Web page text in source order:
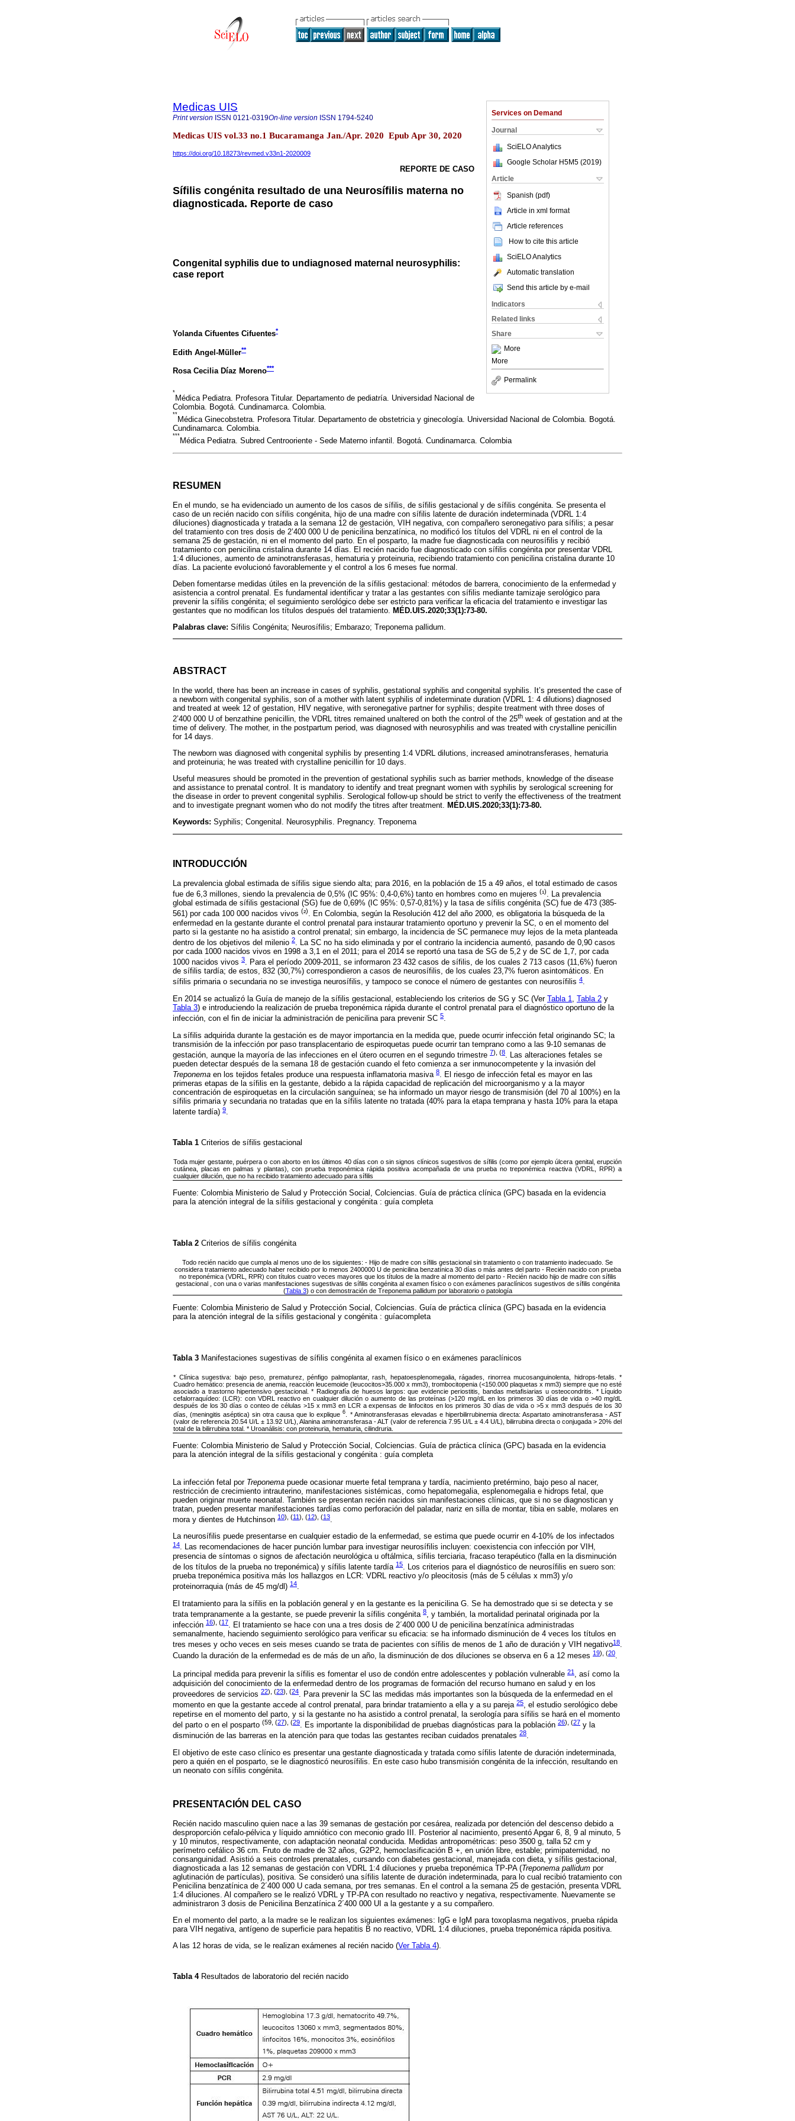
Services on Demand
Journal
SciELO Analytics
Google Scholar H5M5 (2019)
Article
Spanish (pdf)
Article in xml format
Article references
How to cite this article
SciELO Analytics
Automatic translation
Send this article by e-mail
Indicators
Related links
Share
More
More
Permalink
Medicas UIS
Print version ISSN 0121-0319On-line version ISSN 1794-5240
Medicas UIS vol.33 no.1 Bucaramanga Jan./Apr. 2020 Epub Apr 30, 2020
https://doi.org/10.18273/revmed.v33n1-2020009
REPORTE DE CASO
Sífilis congénita resultado de una Neurosífilis materna no
diagnosticada. Reporte de caso
Congenital syphilis due to undiagnosed maternal neurosyphilis:
case report
Yolanda Cifuentes Cifuentes*
Edith Angel-Müller**
Rosa Cecilia Díaz Moreno***
*
Médica Pediatra. Profesora Titular. Departamento de pediatría. Universidad Nacional de
Colombia. Bogotá. Cundinamarca. Colombia.
**
Médica Ginecobstetra. Profesora Titular. Departamento de obstetricia y ginecología. Universidad Nacional de Colombia. Bogotá.
Cundinamarca. Colombia.
***
Médica Pediatra. Subred Centrooriente - Sede Materno infantil. Bogotá. Cundinamarca. Colombia
RESUMEN
En el mundo, se ha evidenciado un aumento de los casos de sífilis, de sífilis gestacional y de sífilis congénita. Se presenta el
caso de un recién nacido con sífilis congénita, hijo de una madre con sífilis latente de duración indeterminada (VDRL 1:4
diluciones) diagnosticada y tratada a la semana 12 de gestación, VIH negativa, con compañero seronegativo para sífilis; a pesar
del tratamiento con tres dosis de 2’400 000 U de penicilina benzatínica, no modificó los títulos del VDRL ni en el control de la
semana 25 de gestación, ni en el momento del parto. En el posparto, la madre fue diagnosticada con neurosífilis y recibió
tratamiento con penicilina cristalina durante 14 días. El recién nacido fue diagnosticado con sífilis congénita por presentar VDRL
1:4 diluciones, aumento de aminotransferasas, hematuria y proteinuria, recibiendo tratamiento con penicilina cristalina durante 10
días. La paciente evolucionó favorablemente y el control a los 6 meses fue normal.
Deben fomentarse medidas útiles en la prevención de la sífilis gestacional: métodos de barrera, conocimiento de la enfermedad y
asistencia a control prenatal. Es fundamental identificar y tratar a las gestantes con sífilis mediante tamizaje serológico para
prevenir la sífilis congénita; el seguimiento serológico debe ser estricto para verificar la eficacia del tratamiento e investigar las
gestantes que no modifican los títulos después del tratamiento.
MÉD.UIS.2020;33(1):73-80.
Palabras clave: Sífilis Congénita; Neurosífilis; Embarazo; Treponema pallidum.
ABSTRACT
In the world, there has been an increase in cases of syphilis, gestational syphilis and congenital syphilis. It’s presented the case of
a newborn with congenital syphilis, son of a mother with latent syphilis of indeterminate duration (VDRL 1: 4 dilutions) diagnosed
and treated at week 12 of gestation, HIV negative, with seronegative partner for syphilis; despite treatment with three doses of
2’400 000 U of benzathine penicillin, the VDRL titres remained unaltered on both the control of the 25th week of gestation and at the
time of delivery. The mother, in the postpartum period, was diagnosed with neurosyphilis and was treated with crystalline penicillin
for 14 days.
The newborn was diagnosed with congenital syphilis by presenting 1:4 VDRL dilutions, increased aminotransferases, hematuria
and proteinuria; he was treated with crystalline penicillin for 10 days.
Useful measures should be promoted in the prevention of gestational syphilis such as barrier methods, knowledge of the disease
and assistance to prenatal control. It is mandatory to identify and treat pregnant women with syphilis by serological screening for
the disease in order to prevent congenital syphilis. Serological follow-up should be strict to verify the effectiveness of the treatment
and to investigate pregnant women who do not modify the titres after treatment.
MÉD.UIS.2020;33(1):73-80.
Keywords: Syphilis; Congenital. Neurosyphilis. Pregnancy. Treponema
INTRODUCCIÓN
La prevalencia global estimada de sífilis sigue siendo alta; para 2016, en la población de 15 a 49 años, el total estimado de casos
fue de 6,3 millones, siendo la prevalencia de 0,5% (IC 95%: 0,4-0,6%) tanto en hombres como en mujeres (¹). La prevalencia
global estimada de sífilis gestacional (SG) fue de 0,69% (IC 95%: 0,57-0,81%) y la tasa de sífilis congénita (SC) fue de 473 (385-
561) por cada 100 000 nacidos vivos (²). En Colombia, según la Resolución 412 del año 2000, es obligatoria la búsqueda de la
enfermedad en la gestante durante el control prenatal para instaurar tratamiento oportuno y prevenir la SC, o en el momento del
parto si la gestante no ha asistido a control prenatal; sin embargo, la incidencia de SC permanece muy lejos de la meta planteada
dentro de los objetivos del milenio 2. La SC no ha sido eliminada y por el contrario la incidencia aumentó, pasando de 0,90 casos
por cada 1000 nacidos vivos en 1998 a 3,1 en el 2011; para el 2014 se reportó una tasa de SG de 5,2 y de SC de 1,7, por cada
1000 nacidos vivos 3. Para el período 2009-2011, se informaron 23 432 casos de sífilis, de los cuales 2 713 casos (11,6%) fueron
de sífilis tardía; de estos, 832 (30,7%) correspondieron a casos de neurosífilis, de los cuales 23,7% fueron asintomáticos. En
sífilis primaria o secundaria no se investiga neurosífilis, y tampoco se conoce el número de gestantes con neurosífilis 4.
En 2014 se actualizó la Guía de manejo de la sífilis gestacional, estableciendo los criterios de SG y SC (Ver Tabla 1 Tabla 2 y
Tabla 3) e introduciendo la realización de prueba treponémica rápida durante el control prenatal para el diagnóstico oportuno de la
infección, con el fin de iniciar la administración de penicilina para prevenir SC 5.
La sífilis adquirida durante la gestación es de mayor importancia en la medida que, puede ocurrir infección fetal originando SC; la
transmisión de la infección por paso transplacentario de espiroquetas puede ocurrir tan temprano como a las 9-10 semanas de
gestación, aunque la mayoría de las infecciones en el útero ocurren en el segundo trimestre 7), (8
. Las alteraciones fetales se
pueden detectar después de la semana 18 de gestación cuando el feto comienza a ser inmunocompetente y la invasión del
Treponema en los tejidos fetales produce una respuesta inflamatoria masiva 8. El riesgo de infección fetal es mayor en las
primeras etapas de la sífilis en la gestante, debido a la rápida capacidad de replicación del microorganismo y a la mayor
concentración de espiroquetas en la circulación sanguínea; se ha informado un mayor riesgo de transmisión (del 70 al 100%) en la
sífilis primaria y secundaria no tratadas que en la sífilis latente no tratada (40% para la etapa temprana y hasta 10% para la etapa
latente tardía) 9.
Tabla 1 Criterios de sífilis gestacional
Toda mujer gestante, puérpera o con aborto en los últimos 40 días con o sin signos clínicos sugestivos de sífilis (como por ejemplo úlcera genital, erupción
cutánea, placas en palmas y plantas), con prueba treponémica rápida positiva acompañada de una prueba no treponémica reactiva (VDRL, RPR) a
cualquier dilución, que no ha recibido tratamiento adecuado para sífilis
Fuente: Colombia Ministerio de Salud y Protección Social, Colciencias. Guía de práctica clínica (GPC) basada en la evidencia
para la atención integral de la sífilis gestacional y congénita : guía completa
Tabla 2 Criterios de sífilis congénita
Todo recién nacido que cumpla al menos uno de los siguientes: - Hijo de madre con sífilis gestacional sin tratamiento o con tratamiento inadecuado. Se
considera tratamiento adecuado haber recibido por lo menos 2400000 U de penicilina benzatínica 30 días o más antes del parto - Recién nacido con prueba
no treponémica (VDRL, RPR) con títulos cuatro veces mayores que los títulos de la madre al momento del parto - Recién nacido hijo de madre con sífilis
gestacional , con una o varias manifestaciones sugestivas de sífilis congénita al examen físico o con exámenes paraclínicos sugestivos de sífilis congénita
(Tabla 3) o con demostración de Treponema pallidum por laboratorio o patología
Fuente: Colombia Ministerio de Salud y Protección Social, Colciencias. Guía de práctica clínica (GPC) basada en la evidencia
para la atención integral de la sífilis gestacional y congénita : guíacompleta
Tabla 3 Manifestaciones sugestivas de sífilis congénita al examen físico o en exámenes paraclínicos
* Clínica sugestiva: bajo peso, prematurez, pénfigo palmoplantar, rash, hepatoesplenomegalia, rágades, rinorrea mucosanguinolenta, hidrops-fetalis. *
Cuadro hemático: presencia de anemia, reacción leucemoide (leucocitos>35.000 x mm3), trombocitopenia (<150.000 plaquetas x mm3) siempre que no esté
asociado a trastorno hipertensivo gestacional. * Radiografía de huesos largos: que evidencie periostitis, bandas metafisiarias u osteocondritis. * Líquido
cefalorraquídeo: (LCR): con VDRL reactivo en cualquier dilución o aumento de las proteínas (>120 mg/dL en los primeros 30 días de vida o >40 mg/dL
después de los 30 días o conteo de células >15 x mm3 en LCR a expensas de linfocitos en los primeros 30 días de vida o >5 x mm3 después de los 30
días, (meningitis aséptica) sin otra causa que lo explique6
. * Aminotransferasas elevadas e hiperbilirrubinemia directa: Aspartato aminotransferasa - AST
(valor de referencia 20.54 U/L ± 13.92 U/L), Alanina aminotransferasa - ALT (valor de referencia 7.95 U/L ± 4.4 U/L), bilirrubina directa o conjugada > 20% del
total de la bilirrubina total. * Uroanálisis: con proteinuria, hematuria, cilindruria.
Fuente: Colombia Ministerio de Salud y Protección Social, Colciencias. Guía de práctica clínica (GPC) basada en la evidencia
para la atención integral de la sífilis gestacional y congénita : guía completa
La infección fetal por Treponema puede ocasionar muerte fetal temprana y tardía, nacimiento pretérmino, bajo peso al nacer,
restricción de crecimiento intrauterino, manifestaciones sistémicas, como hepatomegalia, esplenomegalia e hidrops fetal, que
pueden originar muerte neonatal. También se presentan recién nacidos sin manifestaciones clínicas, que si no se diagnostican y
tratan, pueden presentar manifestaciones tardías como perforación del paladar, nariz en silla de montar, tibia en sable, molares en
mora y dientes de Hutchinson 10), (11), (12), (13.
La neurosífilis puede presentarse en cualquier estadio de la enfermedad, se estima que puede ocurrir en 4-10% de los infectados
14. Las recomendaciones de hacer punción lumbar para investigar neurosífilis incluyen: coexistencia con infección por VIH,
presencia de síntomas o signos de afectación neurológica u oftálmica, sífilis terciaria, fracaso terapéutico (falla en la disminución
de los títulos de la prueba no treponémica) y sífilis latente tardía 15. Los criterios para el diagnóstico de neurosífilis en suero son:
prueba treponémica positiva más los hallazgos en LCR: VDRL reactivo y/o pleocitosis (más de 5 células x mm3) y/o
proteinorraquia (más de 45 mg/dl) 14.
El tratamiento para la sífilis en la población general y en la gestante es la penicilina G. Se ha demostrado que si se detecta y se
trata tempranamente a la gestante, se puede prevenir la sífilis congénita 8, y también, la mortalidad perinatal originada por la
infección 16), (17. El tratamiento se hace con una a tres dosis de 2´400 000 U de penicilina benzatínica administradas
semanalmente, haciendo seguimiento serológico para verificar su eficacia: se ha informado disminución de 4 veces los títulos en
tres meses y ocho veces en seis meses cuando se trata de pacientes con sífilis de menos de 1 año de duración y VIH negativo18.
Cuando la duración de la enfermedad es de más de un año, la disminución de dos diluciones se observa en 6 a 12 meses 19), (20.
La principal medida para prevenir la sífilis es fomentar el uso de condón entre adolescentes y población vulnerable 21 , así como la
adquisición del conocimiento de la enfermedad dentro de los programas de formación del recurso humano en salud y en los
proveedores de servicios 22), (23), (24. Para prevenir la SC las medidas más importantes son la búsqueda de la enfermedad en el
momento en que la gestante accede al control prenatal, para brindar tratamiento a ella y a su pareja 25, el estudio serológico debe
repetirse en el momento del parto, y si la gestante no ha asistido a control prenatal, la serología para sífilis se hará en el momento
del parto o en el posparto (59, (27), (29 . Es importante la disponibilidad de pruebas diagnósticas para la población 26), (27 y la
disminución de las barreras en la atención para que todas las gestantes reciban cuidados prenatales 28.
El objetivo de este caso clínico es presentar una gestante diagnosticada y tratada como sífilis latente de duración indeterminada,
pero a quién en el posparto, se le diagnosticó neurosífilis. En este caso hubo transmisión congénita de la infección, resultando en
un neonato con sífilis congénita.
PRESENTACIÓN DEL CASO
Recién nacido masculino quien nace a las 39 semanas de gestación por cesárea, realizada por detención del descenso debido a
desproporción cefalo-pélvica y líquido amniótico con meconio grado III. Posterior al nacimiento, presentó Apgar 6, 8, 9 al minuto, 5
y 10 minutos, respectivamente, con adaptación neonatal conducida. Medidas antropométricas: peso 3500 g, talla 52 cm y
perímetro cefálico 36 cm. Fruto de madre de 32 años, G2P2, hemoclasificación B +, en unión libre, estable; primipaternidad, no
consanguinidad. Asistió a seis controles prenatales, cursando con diabetes gestacional, manejada con dieta, y sífilis gestacional,
diagnosticada a las 12 semanas de gestación con VDRL 1:4 diluciones y prueba treponémica TP-PA (Treponema pallidum por
aglutinación de partículas), positiva. Se consideró una sífilis latente de duración indeterminada, para lo cual recibió tratamiento con
Penicilina benzatínica de 2´400 000 U cada semana, por tres semanas. En el control a la semana 25 de gestación, presenta VDRL
1:4 diluciones. Al compañero se le realizó VDRL y TP-PA con resultado no reactivo y negativa, respectivamente. Nuevamente se
administraron 3 dosis de Penicilina Benzatínica 2´400 000 UI a la gestante y a su compañero.
En el momento del parto, a la madre se le realizan los siguientes exámenes: IgG e IgM para toxoplasma negativos, prueba rápida
para VIH negativa, antígeno de superficie para hepatitis B no reactivo, VDRL 1:4 diluciones, prueba treponémica rápida positiva.
A las 12 horas de vida, se le realizan exámenes al recién nacido (Ver Tabla 4).
Tabla 4 Resultados de laboratorio del recién nacido